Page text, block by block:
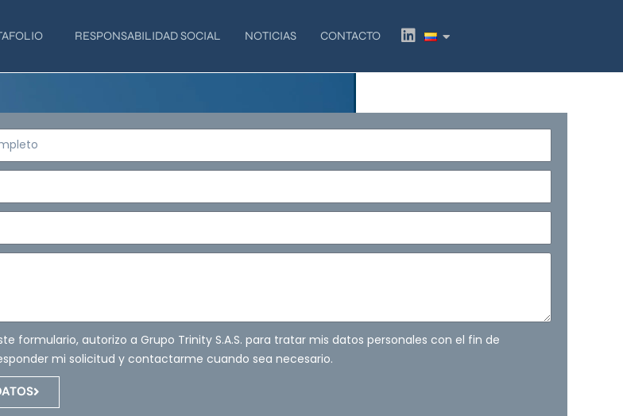
RESPONSABILIDAD SOCIAL NOTICIAS CONTACTO
L
i
k
formulario, autorizo a Grupo Trinity S.A.S. para tratar mis datos personales con el fin de
mi solicitud y contactarme cuando sea necesario.